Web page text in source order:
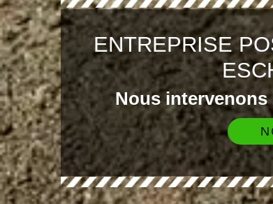
ENTREPRISE
Nous intervenons